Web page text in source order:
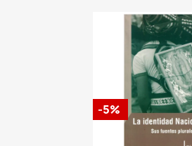
-5%